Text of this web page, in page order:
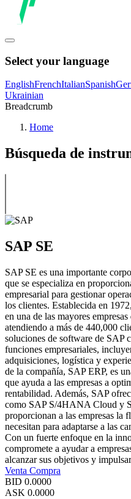
Select your language
EnglishFrenchItalianSpanish
Ukrainian
Breadcrumb
Home
Búsqueda de
SAP SE
SAP SE es una importante
que se especializa en
empresarial para gestionar
los clientes. Establecida en
en una de las mayores
atendiendo a más de 440,000
soluciones de software de SAP
funciones empresariales,
adquisiciones, logística y
de la compañía, SAP ERP, es
que ayuda a las empresas a
rentabilidad. Además, SAP
como SAP S/4HANA Cloud y
proporcionan a las empresas la
necesitan para adaptarse a las
Con un fuerte enfoque en la
compromete a ayudar a
alcanzar sus objetivos y
Venta Compra
BID 0.0000
ASK 0.0000